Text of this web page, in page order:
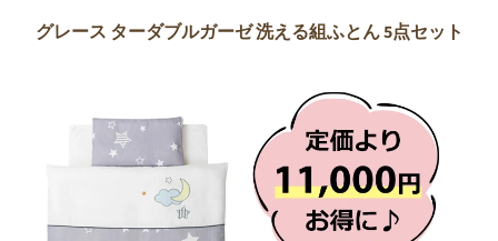
グレース ターダブルガーゼ 洗える組ふとん 5点セット